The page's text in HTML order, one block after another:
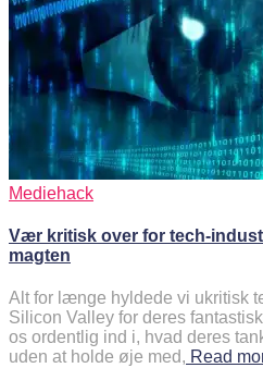
Mediehack
Vær kritisk over for tech-
magten
Alt for længe hyldede vi ukritisk
Silicon Valley for deres
os ordentlig ind i, hvad deres
uden at holde øje med, Read